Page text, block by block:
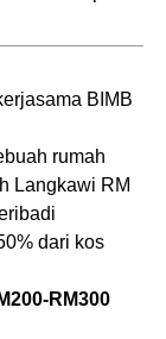
BIMB
rumah
Langkawi RM
dari kos
RM300